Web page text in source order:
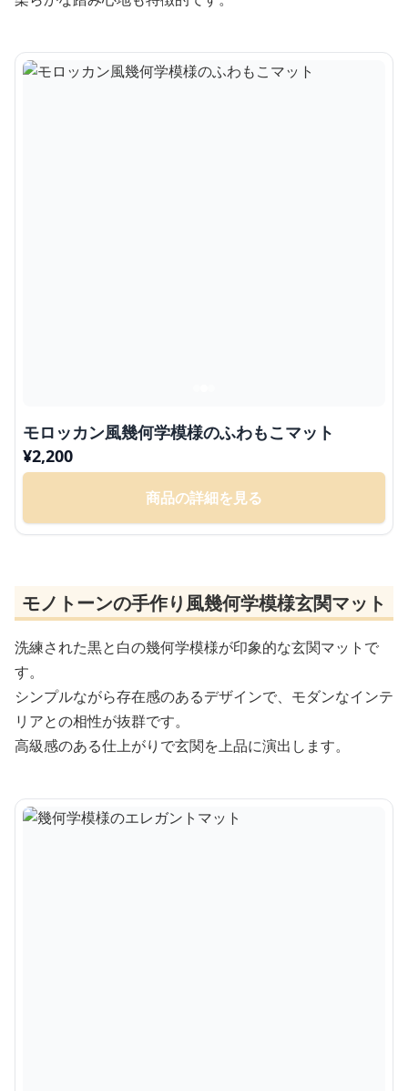
モロッカン風幾何学模様のふわもこマット
¥2,200
商品の詳細を見る
モノトーンの手作り風幾何学模様玄関マット
洗練された黒と白の幾何学模様が印象的な玄関マットで
す。
シンプルながら存在感のあるデザインで、モダンなインテ
リアとの相性が抜群です。
高級感のある仕上がりで玄関を上品に演出します。